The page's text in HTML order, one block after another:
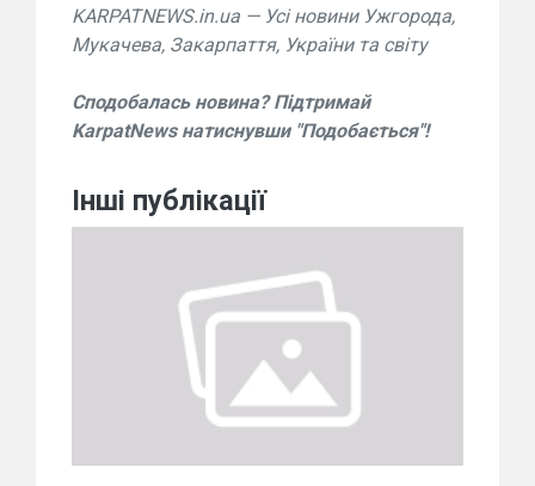
KARPATNEWS.in.ua — Усі новини Ужгорода,
Мукачева, Закарпаття, України та світу
Сподобалась новина? Підтримай
KarpatNews натиснувши "Подобається"!
Інші публікації